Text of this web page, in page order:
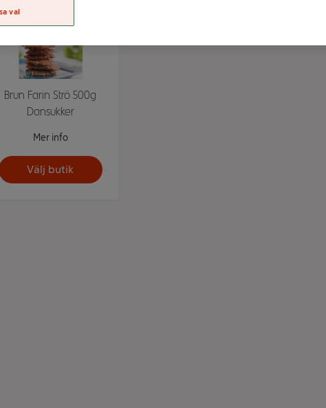
Brun Farin Strö 500g
Dansukker
Mer info
Välj butik
val